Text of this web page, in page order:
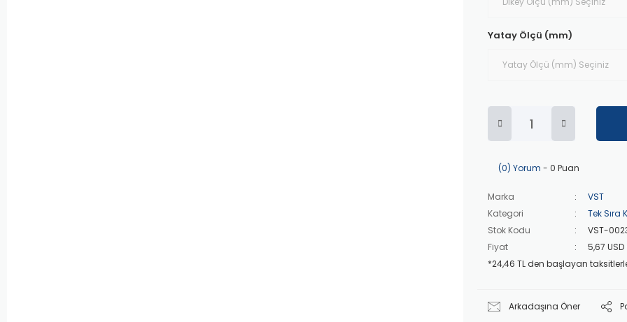
Yatay Ölçü (mm)
(0) Yorum - 0 Puan
Marka
VST
Kategori
Tek Sıra
Stok Kodu
VST-
Fiyat
5,67 USD
*24,46 TL den başlayan
Arkadaşına Öner